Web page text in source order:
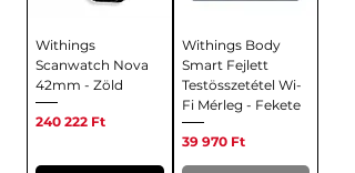
Withings
Scanwatch Nova
42mm - Zöld
Ár
240 222 Ft
Withings Body
Smart Fejlett
Testösszetétel Wi-
Fi Mérleg - Fekete
Ár
39 970 Ft